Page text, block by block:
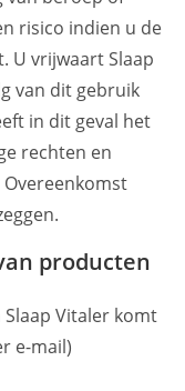
risico indien u de
U vrijwaart Slaap
van dit gebruik
in dit geval het
rechten en
producten
Vitaler komt
e-mail)